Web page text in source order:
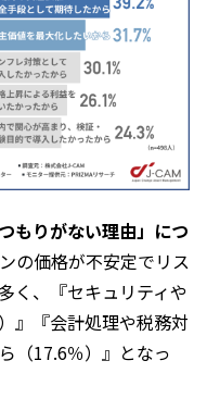
もりがない理由」につ
の価格が不安定でリス
く、『セキュリティや
』『会計処理や税務対
（17.6％）』となっ